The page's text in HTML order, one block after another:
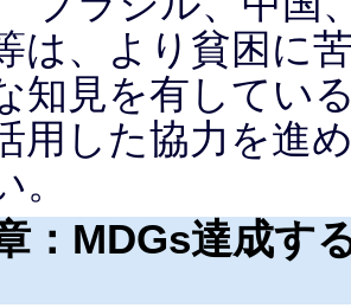
は、より貧困に
知見を有してい
用した協力を進
。
：MDGs達成す